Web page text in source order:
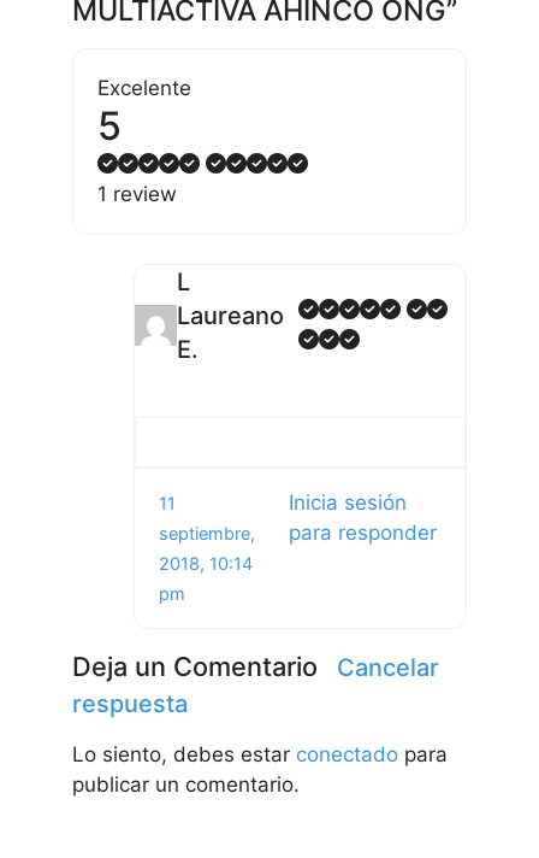
MULTIACTIVA AHINCO ONG”
Excelente
5
1 review
L
Laureano
E.
11
septiembre,
2018, 10:14
pm
Inicia sesión
para responder
Deja un Comentario
Cancelar
respuesta
Lo siento, debes estar conectado para
publicar un comentario.